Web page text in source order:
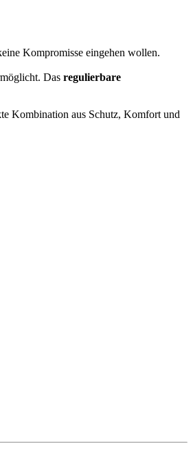
Kompromisse eingehen wollen.
Das regulierbare
Kombination aus Schutz, Komfort und